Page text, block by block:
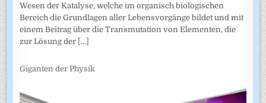
Wesen der Katalyse, welche im organisch biologischen
Bereich die Grundlagen aller Lebensvorgänge bildet und mit
einem Beitrag über die Transmutation von Elementen, die
zur Lösung der [...]
Giganten der Physik